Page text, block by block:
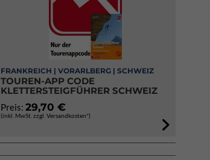
FRANKREICH | VORARLBERG | SCHWEIZ
TOUREN-APP CODE
KLETTERSTEIGFÜHRER SCHWEIZ
Preis: 29,70 €
(inkl. MwSt. zzgl. Versandkosten*)